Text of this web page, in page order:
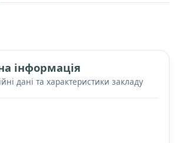
інформація
дані та характеристики закладу